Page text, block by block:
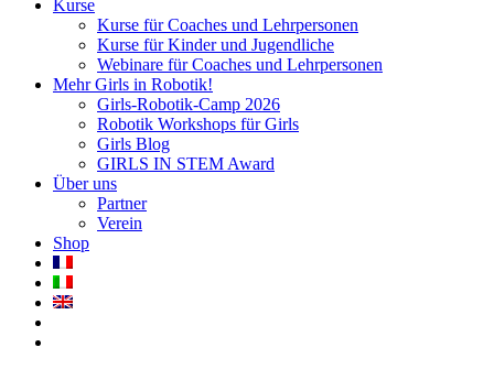
Kurse
Kurse für Coaches und Lehrpersonen
Kurse für Kinder und Jugendliche
Webinare für Coaches und Lehrpersonen
Mehr Girls in Robotik!
Girls-Robotik-Camp 2026
Robotik Workshops für Girls
Girls Blog
GIRLS IN STEM Award
Über uns
Partner
Verein
Shop